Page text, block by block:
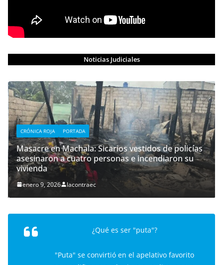
Noticias Judiciales
CRÓNICA ROJA PORTADA
Masacre en Machala: Sicarios vestidos de policías
asesinaron a cuatro personas e incendiaron su
vivienda
enero 9, 2026 lacontraec
¿Qué es ser "puta"?
"Puta" se convirtió en el apelativo favorito